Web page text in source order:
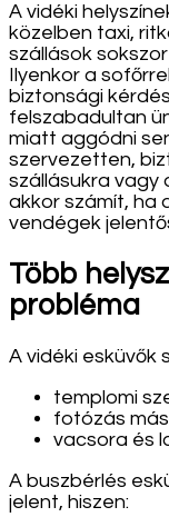
A vidéki
közelben taxi,
szállások
Ilyenkor a
biztonsági
felszabadultan
miatt aggódni
szervezetten,
szállásukra vagy
akkor számít, ha
vendégek
Több
probléma
A vidéki esküvők
templomi
fotózás
vacsora és
A buszbérlés
jelent, hiszen: